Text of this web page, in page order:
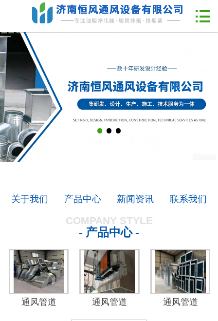
网站首页
产品中心
工程案例

关于我们 产品中心 新闻资讯 联系我们
COMPANY STYLE
- 产品中心 -
通风管道 通风管道 通风管道